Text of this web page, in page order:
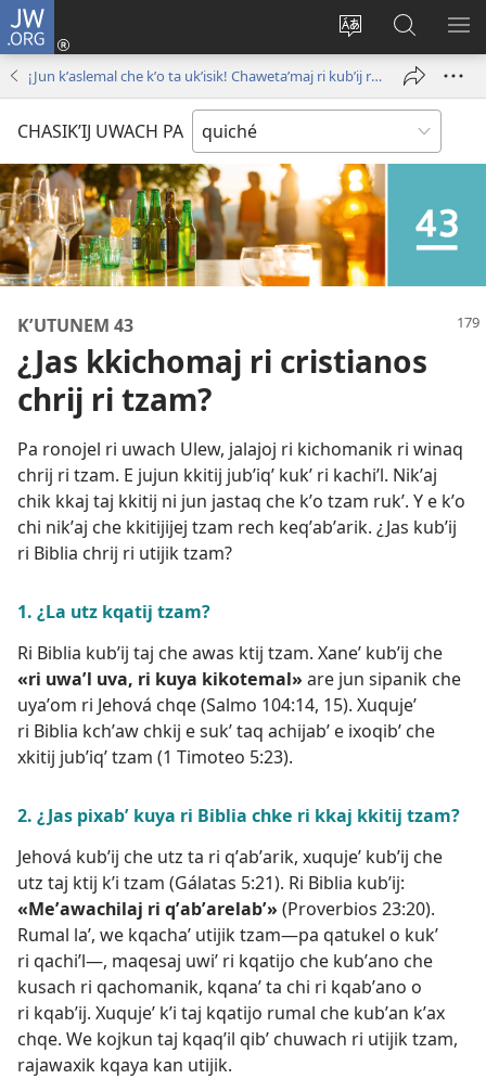
JW.ORG
Kakʼex
ri
chʼabʼal
rech
Umajixik
sesión
(opens
window)
Chawilaʼ
JW.ORG
RI
¡Jun kʼaslemal che kʼo ta ukʼisik! Chawetaʼmaj ri kubʼij ri Biblia.
CHASIKʼIJ UWACH PA
KʼUTUNEM 43
¿Jas kkichomaj ri cristianos
chrij ri tzam?
Pa ronojel ri uwach Ulew, jalajoj ri kichomanik ri winaq
chrij ri tzam. E jujun kkitij jubʼiqʼ kukʼ ri kachiʼl. Nikʼaj
chik kkaj taj kkitij ni jun jastaq che kʼo tzam rukʼ. Y e kʼo
chi nikʼaj che kkitijijej tzam rech keqʼabʼarik. ¿Jas kubʼij
ri Biblia chrij ri utijik tzam?
1. ¿La utz kqatij tzam?
Ri Biblia kubʼij taj che awas ktij tzam. Xaneʼ kubʼij che
«ri uwaʼl uva, ri kuya kikotemal» are jun sipanik che
uyaʼom ri Jehová chqe (Salmo 104:14, 15). Xuqujeʼ
ri Biblia kchʼaw chkij e sukʼ taq achijabʼ e ixoqibʼ che
xkitij jubʼiqʼ tzam (1 Timoteo 5:23).
2. ¿Jas pixabʼ kuya ri Biblia chke ri kkaj kkitij tzam?
Jehová kubʼij che utz ta ri qʼabʼarik, xuqujeʼ kubʼij che
utz taj ktij kʼi tzam (Gálatas 5:21). Ri Biblia kubʼij:
«Meʼawachilaj ri qʼabʼarelabʼ» (Proverbios 23:20).
Rumal laʼ, we kqachaʼ utijik tzam—pa qatukel o kukʼ
ri qachiʼl—, maqesaj uwiʼ ri kqatijo che kubʼano che
kusach ri qachomanik, kqanaʼ ta chi ri kqabʼano o
ri kqabʼij. Xuqujeʼ kʼi taj kqatijo rumal che kubʼan kʼax
chqe. We kojkun taj kqaqʼil qibʼ chuwach ri utijik tzam,
rajawaxik kqaya kan utijik.